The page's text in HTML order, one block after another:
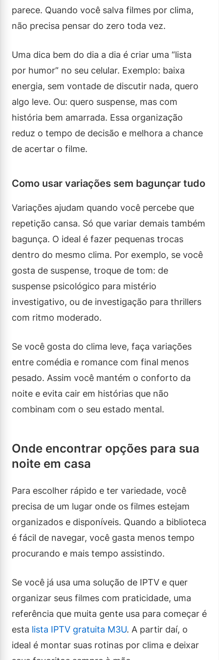
parece. Quando você salva filmes por clima,
não precisa pensar do zero toda vez.
Uma dica bem do dia a dia é criar uma “lista
por humor” no seu celular. Exemplo: baixa
energia, sem vontade de discutir nada, quero
algo leve. Ou: quero suspense, mas com
história bem amarrada. Essa organização
reduz o tempo de decisão e melhora a chance
de acertar o filme.
Como usar variações sem bagunçar tudo
Variações ajudam quando você percebe que
repetição cansa. Só que variar demais também
bagunça. O ideal é fazer pequenas trocas
dentro do mesmo clima. Por exemplo, se você
gosta de suspense, troque de tom: de
suspense psicológico para mistério
investigativo, ou de investigação para thrillers
com ritmo moderado.
Se você gosta do clima leve, faça variações
entre comédia e romance com final menos
pesado. Assim você mantém o conforto da
noite e evita cair em histórias que não
combinam com o seu estado mental.
Onde encontrar opções para sua
noite em casa
Para escolher rápido e ter variedade, você
precisa de um lugar onde os filmes estejam
organizados e disponíveis. Quando a biblioteca
é fácil de navegar, você gasta menos tempo
procurando e mais tempo assistindo.
Se você já usa uma solução de IPTV e quer
organizar seus filmes com praticidade, uma
referência que muita gente usa para começar é
esta lista IPTV gratuita M3U. A partir daí, o
ideal é montar suas rotinas por clima e deixar